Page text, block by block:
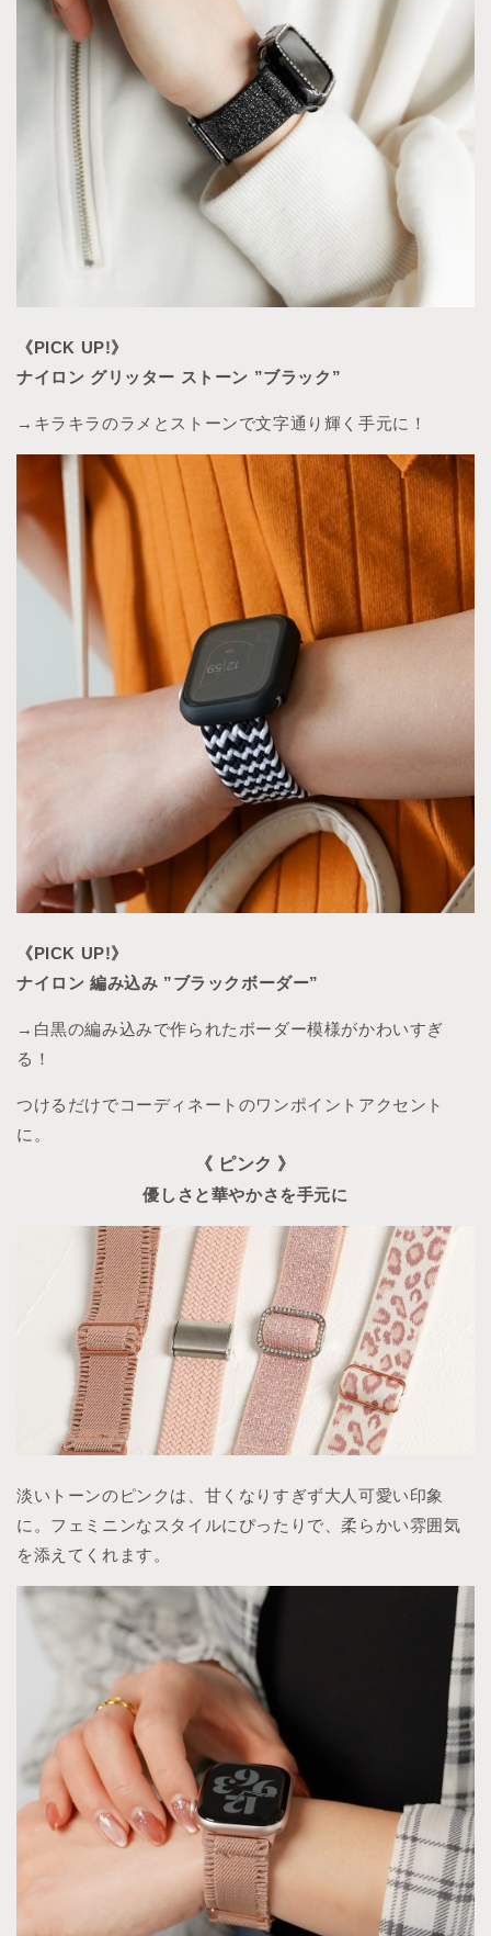
《PICK UP!》
ナイロン グリッター ストーン ”ブラック”
→キラキラのラメとストーンで文字通り輝く手元に！
《PICK UP!》
ナイロン 編み込み ”ブラックボーダー”
→白黒の編み込みで作られたボーダー模様がかわいすぎ
る！
つけるだけでコーディネートのワンポイントアクセント
に。
《 ピンク 》
優しさと華やかさを手元に
淡いトーンのピンクは、甘くなりすぎず大人可愛い印象
に。フェミニンなスタイルにぴったりで、柔らかい雰囲気
を添えてくれます。